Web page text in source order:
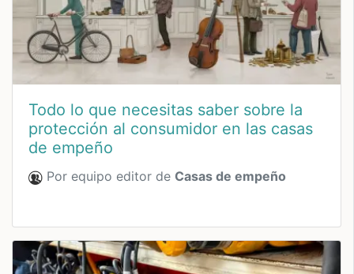
Todo lo que necesitas saber sobre la
protección al consumidor en las casas
de empeño
Por equipo editor de Casas de empeño